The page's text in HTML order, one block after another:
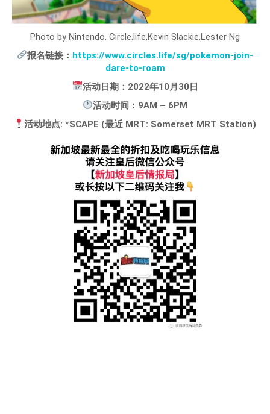
Photo by Nintendo, Circle.life,Kevin Slackie,Lester Ng
报名链接： https://www.circles.life/sg/pokemon-join-
dare-to-roam
活动日期：2022年10月30日
活动时间：9AM – 6PM
活动地点: *SCAPE (最近 MRT: Somerset MRT Station)